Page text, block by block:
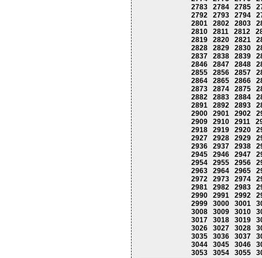
2783
2784 2785
2792
2793 2794
2801
2802 2803
2810
2811 2812
2819
2820 2821
2828
2829 2830
2837
2838 2839
2846
2847 2848
2855
2856 2857
2864
2865 2866
2873
2874 2875
2882
2883 2884
2891
2892 2893
2900
2901 2902
2909
2910 2911
2918
2919 2920
2927
2928 2929
2936
2937 2938
2945
2946 2947
2954
2955 2956
2963
2964 2965
2972
2973 2974
2981
2982 2983
2990
2991 2992
2999
3000 3001
3008
3009 3010
3017
3018 3019
3026
3027 3028
3035
3036 3037
3044
3045 3046
3053
3054 3055